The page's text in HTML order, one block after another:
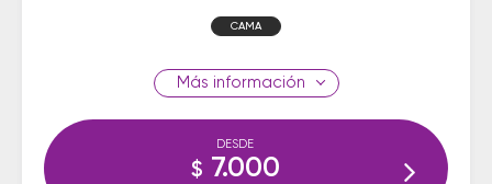
CAMA
información
DESDE
$ 7.000